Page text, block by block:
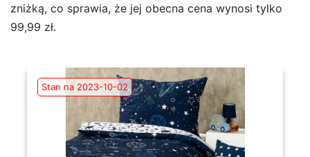
zniżką, co sprawia, że jej obecna cena wynosi tylko
99,99 zł.
Stan na 2023-10-02